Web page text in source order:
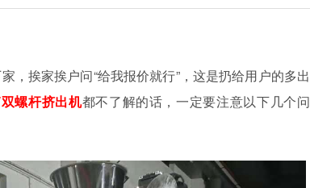
，挨家挨户问“给我报价就行”，这是扔给用户的多出
螺杆挤出机都不了解的话，一定要注意以下几个问